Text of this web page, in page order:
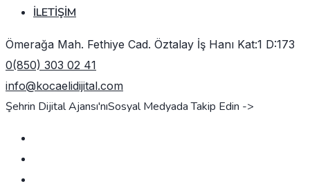
İLETIŞIM
Ömerağa Mah. Fethiye Cad. Öztalay İş Hanı Kat:1 D:173
0(850) 303 02 41
info@kocaelidijital.com
Şehrin Dijital Ajansı'nıSosyal Medyada Takip Edin ->